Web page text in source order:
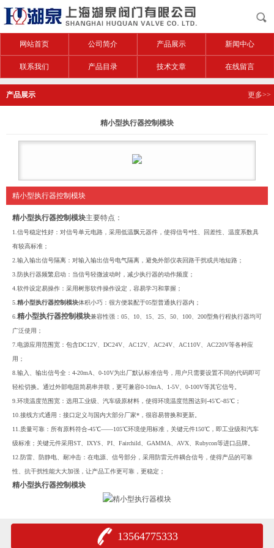
网站首页 公司简介 产品展示 新闻中心
联系我们 产品目录 技术文章 在线留言
产品展示 更多>>
精小型执行器控制模块
精小型执行器控制模块
精小型执行器控制模块主要特点：
1.信号稳定性好：对信号单元电路，采用低温飘元器件，使得信号*性、回差性、温度系数具
有较高标准；
2.输入输出信号隔离：对输入输出信号电气隔离，避免外部仪表回路干扰或共地短路；
3.防执行器频繁启动：当信号轻微波动时，减少执行器的动作频度；
4.软件设定易操作：采用树形软件操作设定，容易学习和掌握；
5. 精小型执行器控制模块体积小巧：很方便装配于05型普通执行器内；
6. 精小型执行器控制模块兼容性强：05、10、15、25、50、100、200型角行程执行器均可
广泛使用；
7.电源应用范围宽：包含DC12V、DC24V、AC12V、AC24V、AC110V、AC220V等各种应
用；
8.输入、输出信号全：4-20mA、0-10V为出厂默认标准信号，用户只需要设置不同的代码即可
轻松切换。通过外部电阻简易串并联，更可兼容0-10mA、1-5V、0-100V等其它信号。
9.环境温度范围宽：选用工业级、汽车级原材料，使得环境温度范围达到-45℃~85℃；
10.接线方式通用：接口定义与国内大部分厂家*，很容易替换和更新。
11.质量可靠：所有原料符合-45℃——105℃环境使用标准，关键元件150℃，即工业级和汽车
级标准；关键元件采用ST、IXYS、PI、Fairchild、GAMMA、AVX、Rubycon等进口品牌。
12.防雷、防静电、耐冲击：在电源、信号部分，采用防雷元件耦合信号，使得产品的可靠
性、抗干扰性能大大加强，让产品工作更可靠，更稳定；
精小型执行器控制模块
13564775333